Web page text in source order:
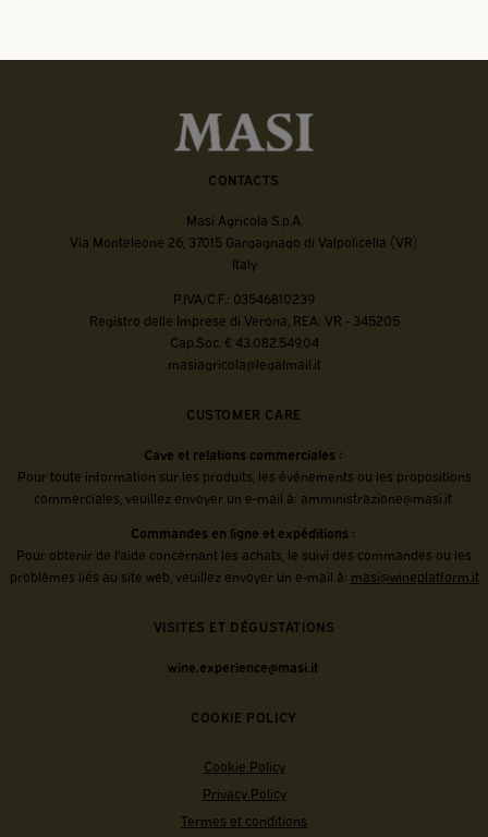
CONTACTS
Masi Agricola S.p.A.
Via Monteleone 26, 37015 Gargagnago di Valpolicella (VR)
Italy
P.IVA/C.F.: 03546810239
Registro delle Imprese di Verona, REA: VR - 345205
Cap.Soc. € 43.082.549,04
masiagricola@legalmail.it
CUSTOMER CARE
Cave et relations commerciales :
Pour toute information sur les produits, les événements ou les propositions
commerciales, veuillez envoyer un e-mail à: amministrazione@masi.it
Commandes en ligne et expéditions :
Pour obtenir de l'aide concernant les achats, le suivi des commandes ou les
problèmes liés au site web, veuillez envoyer un e-mail à: masi@wineplatform.it
VISITES ET DÉGUSTATIONS
wine.experience@masi.it
COOKIE POLICY
Cookie Policy
Privacy Policy
Termes et conditions